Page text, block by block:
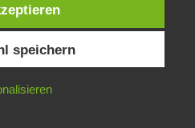
Durch die weitere Nutzung dieser
von Cookies zu.
speichern